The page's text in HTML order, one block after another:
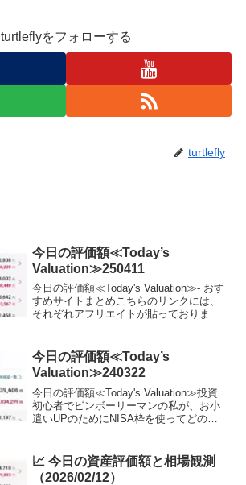
turtleflyをフォローする
turtlefly
今日の評価額≪Today’s
Valuation≫250411
今日の評価額≪Today's Valuation≫- おす
すめサイトまとめこちらのリンクには、
それぞれアフリエイトが貼っておりま
ビンボーリーマンの私が、お小遣いUP...
今日の評価額≪Today’s
Valuation≫240322
今日の評価額≪Today's Valuation≫投資
初心者でビンボーリーマンの私が、お小
遣いUPのためにNISA枠を使ってどの銘
きるだけ投資に回すようにしています。
終...
📈 今日の資産評価額と相場観測
（2026/02/12）